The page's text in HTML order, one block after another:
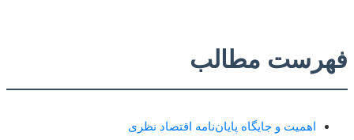
فهرست مطالب
اهمیت و جایگاه پایان‌نامه اقتصاد نظری